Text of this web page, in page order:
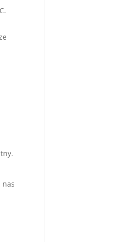
nas